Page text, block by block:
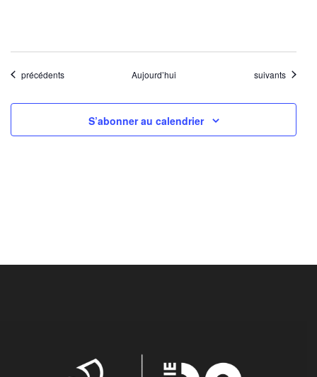
Évènements
précédents Aujourd’hui Évènements
suivants
S’abonner au calendrier